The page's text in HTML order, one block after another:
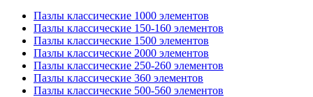
Пазлы классические 1000 элементов
Пазлы классические 150-160 элементов
Пазлы классические 1500 элементов
Пазлы классические 2000 элементов
Пазлы классические 250-260 элементов
Пазлы классические 360 элементов
Пазлы классические 500-560 элементов